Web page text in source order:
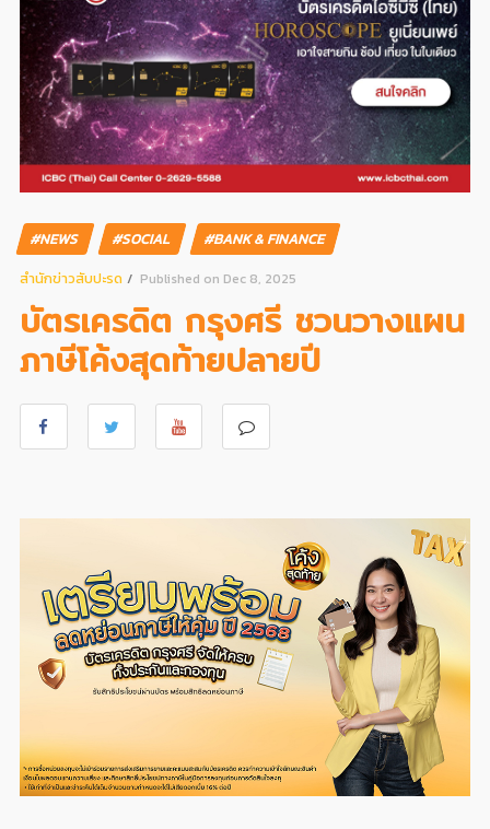
#NEWS #SOCIAL
#BANK & FINANCE
สํานักข่าวสับปะรด
Published on Dec 8, 2025
บัตรเครดิต กรุงศรี ชวนวางแผน
ภาษีโค้งสุดท้ายปลายปี